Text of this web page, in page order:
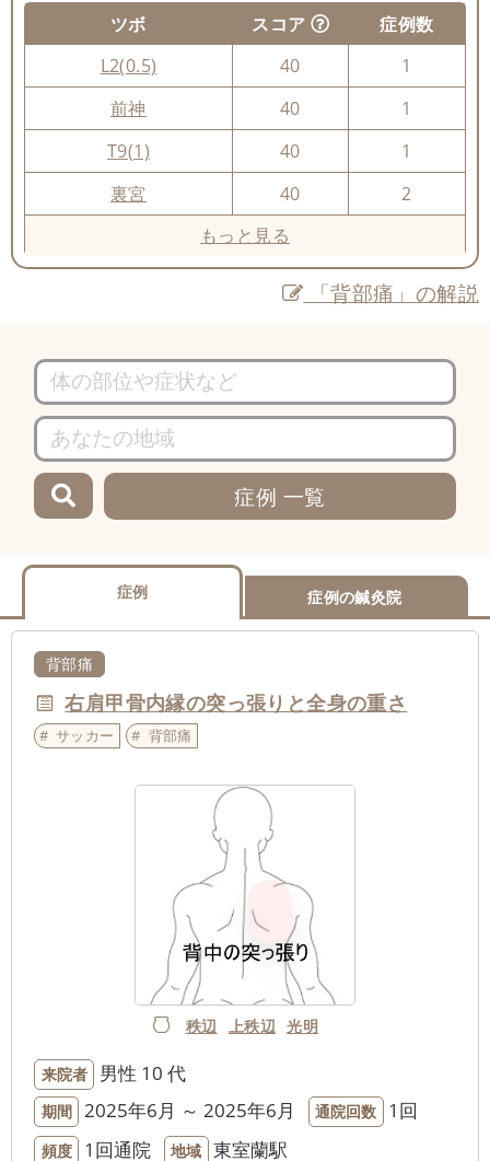
ツボ スコア
症例数
L2(0.5)
40
1
前神
40
1
T9(1)
40
1
裏宮
40
2
もっと見る
「背部痛」の解説
症例 一覧
症例 症例の鍼灸院
背部痛
右肩甲骨内縁の突っ張りと全身の重さ
サッカー 背部痛
秩辺 上秩辺 光明
来院者 男性 10 代
期間 2025年6月 ～ 2025年6月 通院回数 1回
頻度 1回通院 地域 東室蘭駅